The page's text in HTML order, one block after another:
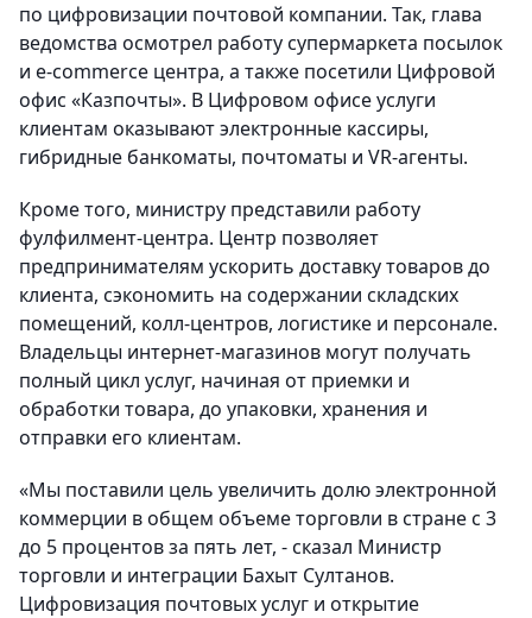
по цифровизации почтовой компании. Так, глава
ведомства осмотрел работу супермаркета посылок
и е-commerce центра, а также посетили Цифровой
офис «Казпочты». В Цифровом офисе услуги
клиентам оказывают электронные кассиры,
гибридные банкоматы, почтоматы и VR-агенты.
Кроме того, министру представили работу
фулфилмент-центра. Центр позволяет
предпринимателям ускорить доставку товаров до
клиента, сэкономить на содержании складских
помещений, колл-центров, логистике и персонале.
Владельцы интернет-магазинов могут получать
полный цикл услуг, начиная от приемки и
обработки товара, до упаковки, хранения и
отправки его клиентам.
«Мы поставили цель увеличить долю электронной
коммерции в общем объеме торговли в стране с 3
до 5 процентов за пять лет, - сказал Министр
торговли и интеграции Бахыт Султанов.
Цифровизация почтовых услуг и открытие